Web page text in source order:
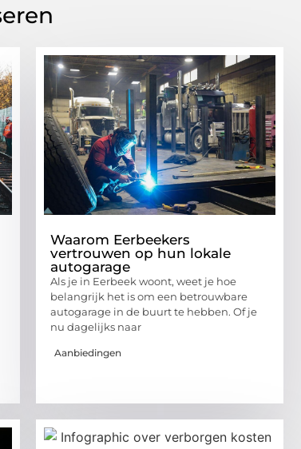
Waarom Eerbeekers
vertrouwen op hun lokale
autogarage
Als je in Eerbeek woont, weet je hoe
belangrijk het is om een betrouwbare
autogarage in de buurt te hebben. Of je
nu dagelijks naar
Aanbiedingen